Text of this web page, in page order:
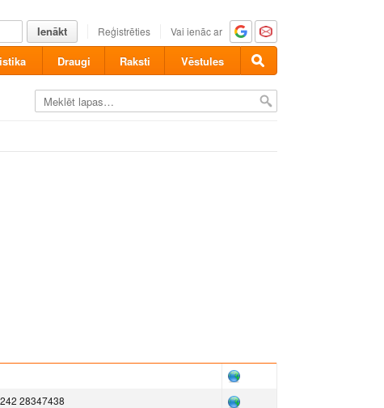
Ienākt Reģistrēties Vai ienāc ar
Draugi Raksti Vēstules
28347438